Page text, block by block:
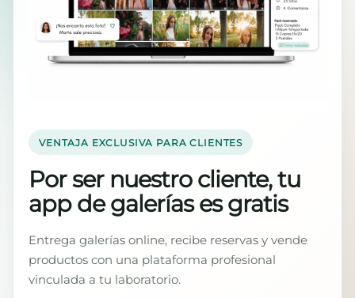
VENTAJA EXCLUSIVA PARA CLIENTES
Por ser nuestro cliente, tu
app de galerías es gratis
Entrega galerías online, recibe reservas y vende
productos con una plataforma profesional
vinculada a tu laboratorio.